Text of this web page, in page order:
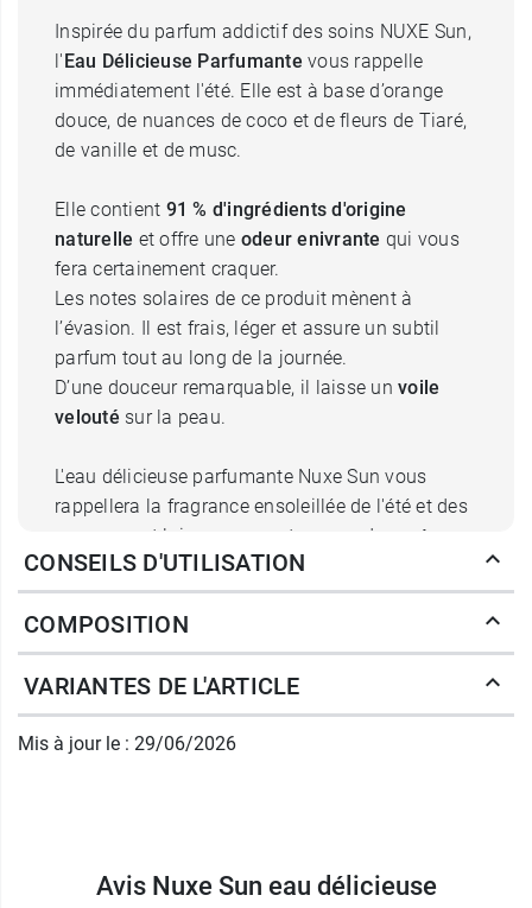
Inspirée du parfum addictif des soins NUXE Sun,
l'Eau Délicieuse Parfumante vous rappelle
immédiatement l'été. Elle est à base d’orange
douce, de nuances de coco et de fleurs de Tiaré,
de vanille et de musc.
Elle contient 91 % d'ingrédients d'origine
naturelle et offre une odeur enivrante qui vous
fera certainement craquer.
Les notes solaires de ce produit mènent à
l’évasion. Il est frais, léger et assure un subtil
parfum tout au long de la journée.
D’une douceur remarquable, il laisse un voile
velouté sur la peau.
L'eau délicieuse parfumante Nuxe Sun vous
rappellera la fragrance ensoleillée de l'été et des
vacances et laissera sur votre peau des
notes
chaleureuseset rayonnantes, sources de bien-
être, pour prolonger l'état en automne, réchauffer
les cœurs en hiver et se préparer à l'arrivée de
l'été au printemps. Cette Eau parfumante Nuxe
est une véritable ode à la détente, au plaisir et
aux vacances !
rafraîchit et il élimine les filtres UV, le sel, le
CONSEILS D'UTILISATION
COMPOSITION
VARIANTES DE L'ARTICLE
Mis à jour le : 29/06/2026
Avis Nuxe Sun eau délicieuse